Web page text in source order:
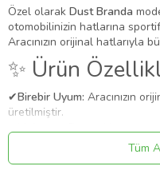
Özel olarak Dust Branda
otomobilinizin hatlarına
Aracınızın orijinal hatlarıyla
✨ Ürün
✔Birebir Uyum: Aracınızın
üretilmiştir.
Tüm